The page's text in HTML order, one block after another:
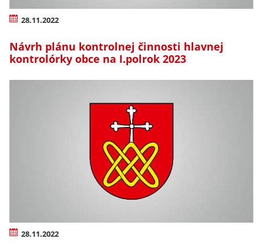
28.11.2022
Návrh plánu kontrolnej činnosti hlavnej
kontrolórky obce na I.polrok 2023
28.11.2022